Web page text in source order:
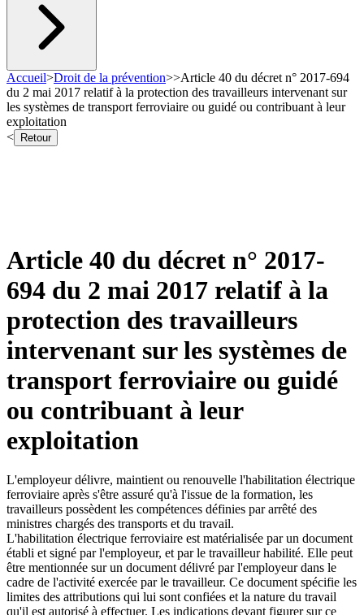
Accueil>Droit de la prévention>>Article 40 du décret n° 2017-694
du 2 mai 2017 relatif à la protection des travailleurs intervenant sur
les systèmes de transport ferroviaire ou guidé ou contribuant à leur
exploitation
<
Retour
Article 40 du décret n° 2017-
694 du 2 mai 2017 relatif à la
protection des travailleurs
intervenant sur les systèmes de
transport ferroviaire ou guidé
ou contribuant à leur
exploitation
L'employeur délivre, maintient ou renouvelle l'habilitation électrique
ferroviaire après s'être assuré qu'à l'issue de la formation, les
travailleurs possèdent les compétences définies par arrêté des
ministres chargés des transports et du travail.
L'habilitation électrique ferroviaire est matérialisée par un document
établi et signé par l'employeur, et par le travailleur habilité. Elle peut
être mentionnée sur un document délivré par l'employeur dans le
cadre de l'activité exercée par le travailleur. Ce document spécifie les
limites des attributions qui lui sont confiées et la nature du travail
qu'il est autorisé à effectuer. Les indications devant figurer sur ce